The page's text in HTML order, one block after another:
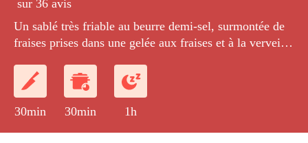
sur 36 avis
Un sablé très friable au beurre demi-sel, surmontée de
fraises prises dans une gelée aux fraises et à la verveine
30min 30min 1h